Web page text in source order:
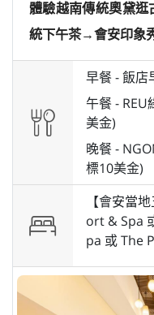
體驗越南傳統奧黛
統下午茶→會安印象
早餐 -飯店
午餐 - REU
美金)
晚餐 -
標10美金)
【會安當
ort & Spa
pa 或 The